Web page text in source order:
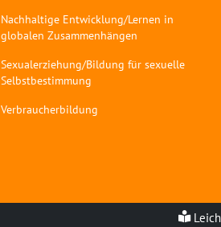
Nachhaltige Entwicklung/Lernen in
globalen Zusammenhängen
Sexualerziehung/Bildung für sexuelle
Selbstbestimmung
Verbraucherbildung